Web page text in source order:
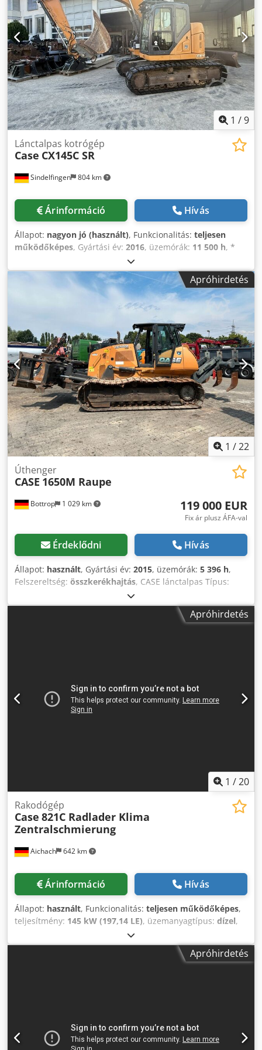
1 /9
Sindelfingen 804 km
Lánctalpas kotrógép
Case CX145C SR
Árinformáció Hívás
Állapot: nagyon jó (használt), Funkcionalitás: teljesen
működőképes, Gyártási év: 2016, üzemórák: 11 500 h, *
11.500 üzemóra * Üzemi tömeg: 15.700 kg Dsdpfxey Rm H
Ej Abpock * Motorteljesítmény: 77 kW * Roadliner *
hidraulikus gyorscsatlakozó * klímaberendezésApróhirdetés
1 /22
Bottrop 1 029 km
Úthenger
CASE 1650M Raupe
119 000 EUR
Fix ár plusz ÁFA-val
Érdeklődni Hívás
Állapot: használt, Gyártási év: 2015, üzemórák: 5 396 h,
Felszereltség: összkerékhajtás, CASE lánctalpas Típus:
1650M Saját tömeg: 19 200 kg Dsdpozhyrmofx Abpeck
Teljesítmény: 122 kW Üzemóra: 5 396 Felszereltség: -
Ülésfűtés - Klímaberendezés - Rádió - Hátsó ripper 3 foggal
Apróhirdetés
1 /20
Aichach 642 km
Rakodógép
Case 821C Radlader Klima
Zentralschmierung
Árinformáció Hívás
Állapot: használt, Funkcionalitás: teljesen működőképes,
teljesítmény: 145 kW (197,14 LE), üzemanyagtípus: dízel,
18 000 kg
üzemórák:8 000 h, Felszereltség:fülke, központosított
, Case 821C homlokrakodó
Apróhirdetés